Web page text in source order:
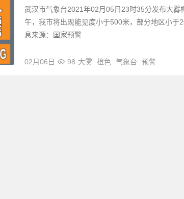
武汉市气象台2021年02月05日23时35分发布大雾
午，我市将出现能见度小于500米，部分地区小于
息来源：国家预警...
02月06日 98 大雾 橙色 气象台 预警